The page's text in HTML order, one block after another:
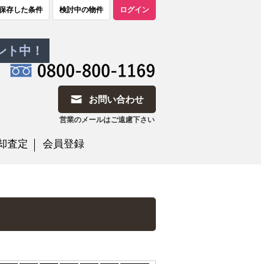
存した条件 検討中の物件 ログイン
中！
お問い合わせ
営業のメールはご遠慮下さい
査定 会員登録